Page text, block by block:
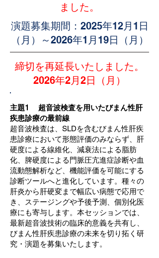
ました。
演題募集期間：2025年12月1日
（月）～2026年1月19日（月）
締切を再延長いたしました。
2026年2月2日（月）
主題1 超音波検査を用いたびまん性肝
疾患診療の最前線
超音波検査は、SLDを含むびまん性肝疾
患診療において形態評価のみならず、肝
硬度による線維化、減衰法による脂肪
化、脾硬度による門脈圧亢進症診断や血
流動態解析など、機能評価を可能にする
診断ツールへと進化しています。種々の
肝炎から肝硬変まで幅広い病態で応用で
き、ステージングや予後予測、個別化医
療にも寄与します。本セッションでは、
最新超音波技術の臨床的意義を共有し、
びまん性肝疾患診療の未来を切り拓く研
究・演題を募集いたします。